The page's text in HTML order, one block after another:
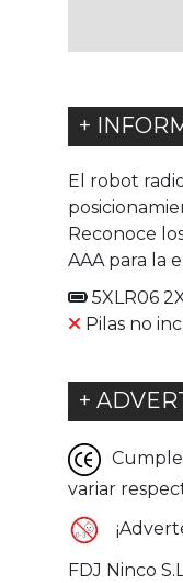
+
El robot
Reconoce
AAA para la
5XLR06
Pilas no
+
variar
FDJ Ninco